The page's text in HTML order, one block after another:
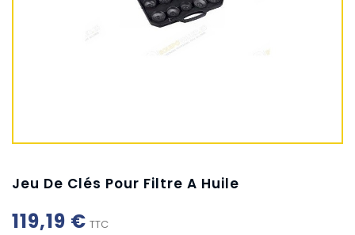
Jeu De Clés Pour Filtre A Huile
119,19 € TTC